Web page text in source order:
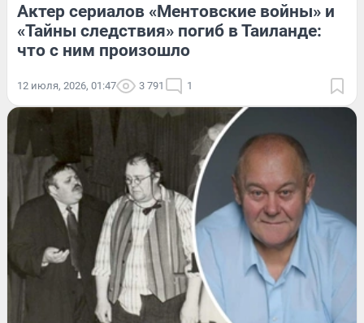
Актер сериалов «Ментовские войны» и
«Тайны следствия» погиб в Таиланде:
что с ним произошло
12 июля, 2026, 01:47 3 791 1